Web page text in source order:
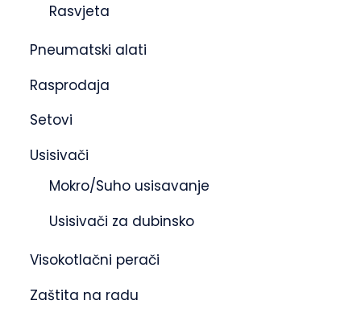
Rasvjeta
Pneumatski alati
Rasprodaja
Setovi
Usisivači
Mokro/Suho usisavanje
Usisivači za dubinsko
Visokotlačni perači
Zaštita na radu